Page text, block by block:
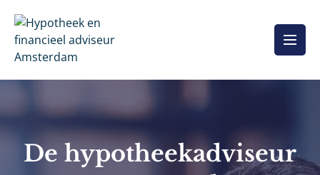
naar
inhoud
De hypotheekadviseur